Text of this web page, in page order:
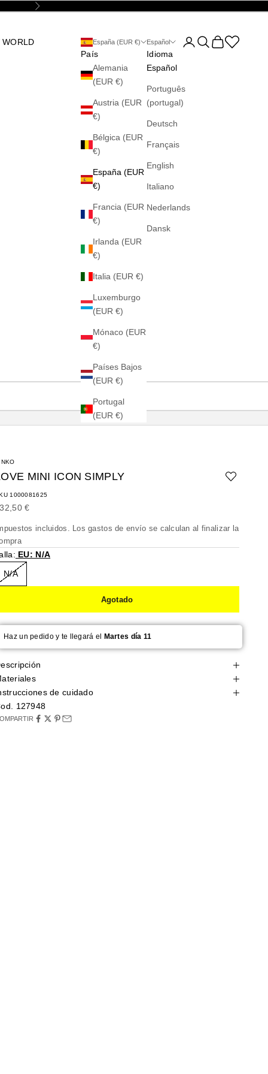
Siguiente
WORLD España (EUR €)
País
Alemania
(EUR €)
Austria (EUR
€)
Bélgica (EUR
€)
España (EUR
€)
Francia (EUR
€)
Irlanda (EUR
€)
Italia (EUR €)
Luxemburgo
(EUR €)
Mónaco (EUR
€)
Países Bajos
(EUR €)
Portugal
(EUR €)
Español
Idioma
Español
Português
(portugal)
Deutsch
Français
English
Italiano
Nederlands
Dansk
Abrir página de la
Abrir búsqueda
Abrir cesta
Abrir la
MINI ICON SIMPLY
1000081625
de oferta
€
incluidos. Losgastos de envío se calculan al finalizar la
EU: N/A
N/A
Agotado
Haz un pedido y te llegará el Martes día 11
de cuidado
127948